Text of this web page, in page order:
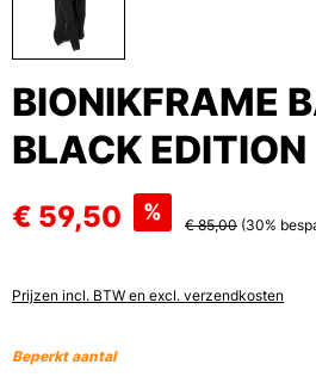
BIONIKFRAME
BLACK EDITION
€ 59,50 %
€ 85,00 (30%
Prijzen incl. BTW en excl. verzendkosten
Beperkt aantal